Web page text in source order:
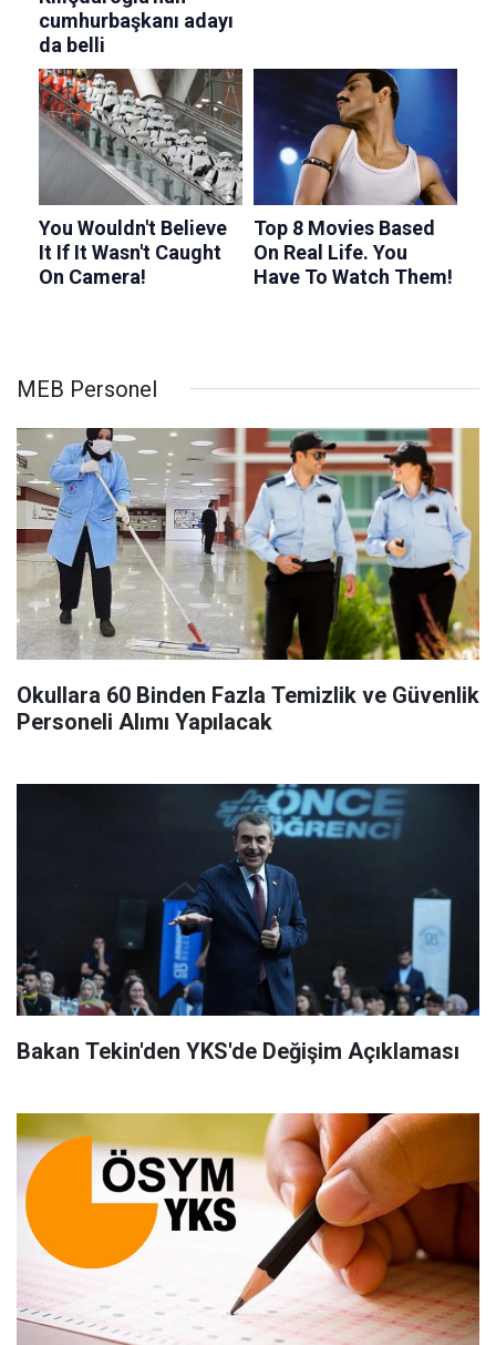
MEB Personel
Okullara 60 Binden Fazla Temizlik ve Güvenlik
Personeli Alımı Yapılacak
Bakan Tekin'den YKS'de Değişim Açıklaması